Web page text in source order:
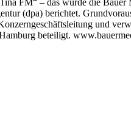
(dpa) berichtet.
und
beteiligt.